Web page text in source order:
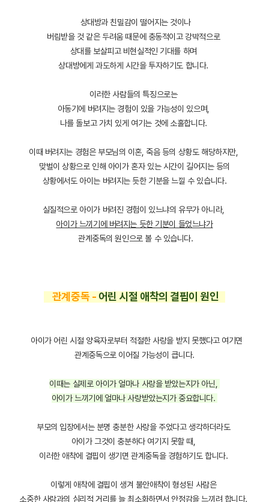
상대방과 친밀감이 떨어지는 것이나
버림받을 것 같은 두려움 때문에 충동적이고 강박적으로
상대를 보살피고 비현실적인 기대를 하며
상대방에게 과도하게 시간을 투자하기도 합니다.
이러한 사람들의 특징으로는
아동기에 버려지는 경험이 있을 가능성이 있으며,
나를 돌보고 가치 있게 여기는 것에 소홀합니다.
이때 버려지는 경험은 부모님의 이혼, 죽음 등의 상황도 해당하지만,
맞벌이 상황으로 인해 아이가 혼자 있는 시간이 길어지는 등의
상황에서도 아이는 버려지는 듯한 기분을 느낄 수 있습니다.
실질적으로 아이가 버려진 경험이 있느냐의 유무가 아니라,
아이가 느끼기에 버려지는 듯한 기분이 들었느냐가
관계중독의 원인으로 볼 수 있습니다.
관계중독 -어린 시절 애착의 결핍이 원인
아이가 어린 시절 양육자로부터 적절한 사랑을 받지 못했다고 여기면
관계중독으로 이어질 가능성이 큽니다.
이때는 실제로 아이가 얼마나 사랑을 받았는지가 아닌,
아이가 느끼기에 얼마나 사랑받았는지가 중요합니다.
부모의 입장에서는 분명 충분한 사랑을 주었다고 생각하더라도
아이가 그것이 충분하다 여기지 못할 때,
이러한 애착에 결핍이 생기면 관계중독을 경험하기도 합니다.
이렇게 애착에 결핍이 생겨 불안애착이 형성된 사람은
소중한 사람과의 심리적 거리를 늘 최소화하면서 안정감을 느끼려 합니다.